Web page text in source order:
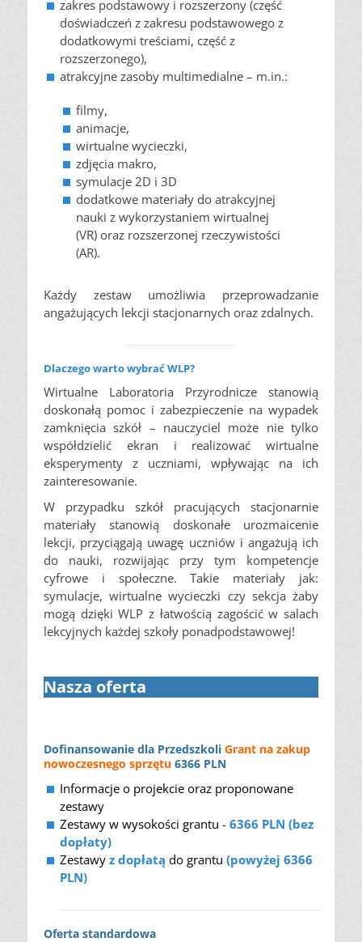
zakres podstawowy i rozszerzony (część
doświadczeń z zakresu podstawowego z
dodatkowymi treściami, część z
rozszerzonego),
atrakcyjne zasoby multimedialne – m.in.:
filmy,
animacje,
wirtualne wycieczki,
zdjęcia makro,
symulacje 2D i 3D
dodatkowe materiały do atrakcyjnej
nauki z wykorzystaniem wirtualnej
(VR) oraz rozszerzonej rzeczywistości
(AR).
Każdy zestaw umożliwia przeprowadzanie
angażujących lekcji stacjonarnych oraz zdalnych.
Dlaczego warto wybrać WLP?
Wirtualne Laboratoria Przyrodnicze stanowią
doskonałą pomoc i zabezpieczenie na wypadek
zamknięcia szkół – nauczyciel może nie tylko
współdzielić ekran i realizować wirtualne
eksperymenty z uczniami, wpływając na ich
zainteresowanie.
W przypadku szkół pracujących stacjonarnie
materiały stanowią doskonałe urozmaicenie
lekcji, przyciągają uwagę uczniów i angażują ich
do nauki, rozwijając przy tym kompetencje
cyfrowe i społeczne. Takie materiały jak:
symulacje, wirtualne wycieczki czy sekcja żaby
mogą dzięki WLP z łatwością zagościć w salach
lekcyjnych każdej szkoły ponadpodstawowej!
Nasza oferta
Dofinansowanie dla Przedszkoli Grant na zakup
nowoczesnego sprzętu 6366 PLN
Informacje o projekcie oraz proponowane
zestawy
Zestawy w wysokości grantu - 6366 PLN (bez
dopłaty)
Zestawy z dopłatą do grantu (powyżej 6366
PLN)
Oferta standardowa